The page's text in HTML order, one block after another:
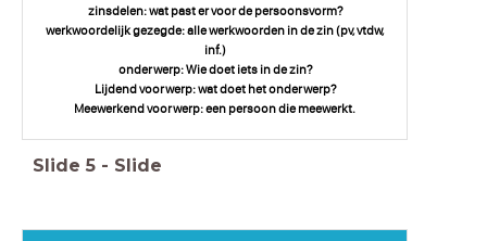
zinsdelen: wat past er voor de persoonsvorm?
werkwoordelijk gezegde: alle werkwoorden in de zin (pv, vtdw,
inf.)
onderwerp: Wie doet iets in de zin?
Lijdend voorwerp: wat doet het onderwerp?
Meewerkend voorwerp: een persoon die meewerkt.
Slide 5 - Slide